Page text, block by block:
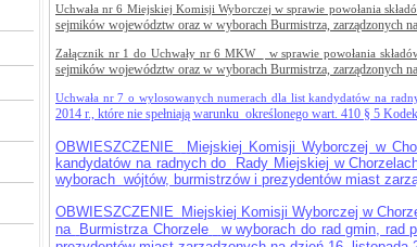
Uchwała nr 6 Miejskiej Komisji Wyborczej w sprawie powołania
sejmików województw oraz w wyborach Burmistrza, zarządzonych
Załącznik nr 1 do Uchwały nr 6 MKW w sprawie powołania
sejmików województw oraz w wyborach Burmistrza, zarządzonych
Uchwała nr 7 o wylosowanych numerach dla list kandydatów na
2014 r., które nie spełniają warunku określonego wart. 410 § 5
OBWIESZCZENIE Miejskiej Komisji Wyborczej w
kandydatów na radnych do
Rady Miejskiej w
wyborach wójtów, burmistrzów i prezydentów miast
OBWIESZCZENIE
Miejskiej Komisji Wyborczej w
na Burmistrza Chorzele
w wyborach do rad gmin, rad